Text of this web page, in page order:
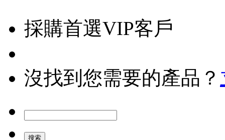
採購首選VIP客戶
沒找到您需要的產品？